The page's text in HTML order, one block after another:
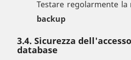
Testare regolarmente la
backup
3.4. Sicurezza
database